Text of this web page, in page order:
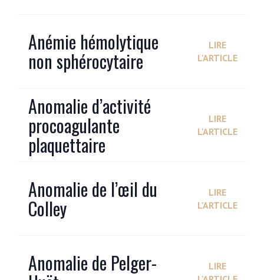
Anémie hémolytique
non sphérocytaire
LIRE
L'ARTICLE
Anomalie d’activité
procoagulante
plaquettaire
LIRE
L'ARTICLE
Anomalie de l’œil du
Colley
LIRE
L'ARTICLE
Anomalie de Pelger-
LIRE